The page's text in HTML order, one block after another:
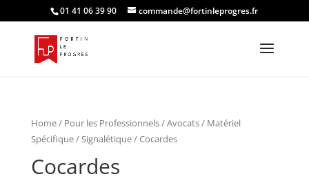
01 41 06 39 90 commande@fortinleprogres.fr
Home/ Pour les Professionnels/Avocats/ Matériel
Spécifique / Signalétique/ Cocardes
Cocardes